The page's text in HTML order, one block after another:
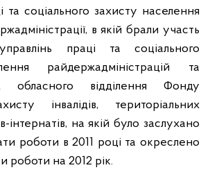
та соціального захисту населення
в якій брали участь
праці та соціального
райдержадміністрацій та
обласного відділення Фонду
інвалідів, територіальних
інтернатів, на якій було заслухано
роботи в 2011 році та окреслено
роботи на 2012 рік.